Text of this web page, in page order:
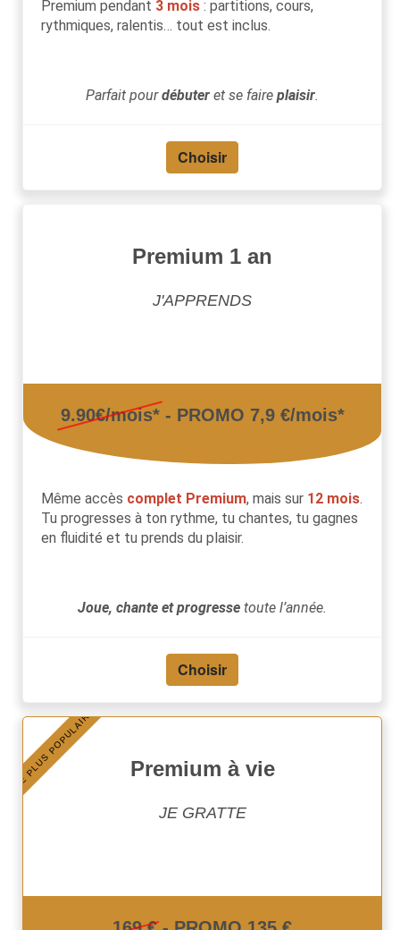
Premium pendant 3 mois : partitions, cours,
rythmiques, ralentis… tout est inclus.
Parfait pourdébuter et se faire plaisir.
Choisir
Premium 1 an
J'APPRENDS
9.90€/mois*- PROMO 7,9 €/mois*
Même accès complet Premium, mais sur 12 mois.
Tu progresses à ton rythme, tu chantes, tu gagnes
en fluidité et tu prends du plaisir.
Joue, chante et progresse toute l’année.
Choisir
Premium à vie
JE GRATTE
LE PLUS POPULAIRE